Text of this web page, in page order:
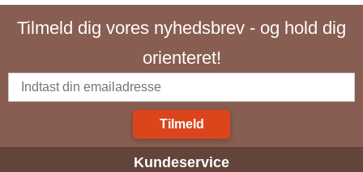
Tilmeld dig vores nyhedsbrev - og hold dig
orienteret!
Tilmeld
Kundeservice